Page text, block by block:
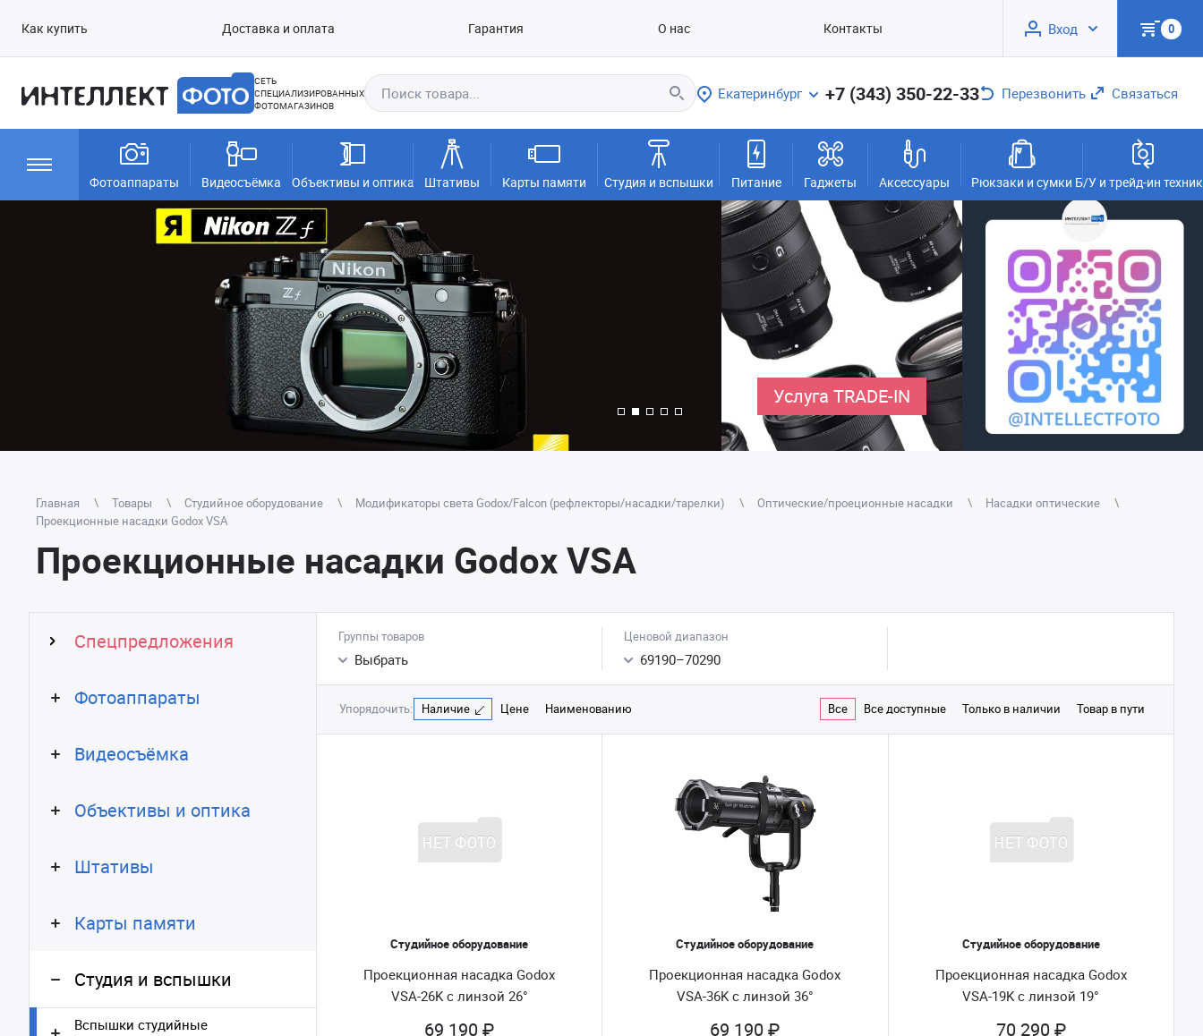
Как купить Доставка и оплата Гарантия О нас Контакты Вход 0
СЕТЬ
СПЕЦИАЛИЗИРОВАННЫХ
ФОТОМАГАЗИНОВ
Екатеринбург +7 (343) 350-22-33 Перезвонить Связаться
Фотоаппараты Видеосъёмка Объективы и оптика Штативы Карты памяти Студия и вспышки Питание Гаджеты Аксессуары Рюкзаки и сумки Б/У и трейд-ин
Услуга TRADE-IN
Главная Товары Студийное оборудование Модификаторы света Godox/Falcon (рефлекторы/насадки/тарелки) Оптические/проеционные насадки
Насадки оптические
Проекционные насадки Godox VSA
Проекционные насадки Godox VSA
Спецпредложения
Фотоаппараты
Видеосъёмка
Объективы и оптика
Штативы
Карты памяти
Студия и вспышки
Вспышки студийные
Группы товаров
Выбрать
Ценовой диапазон
69190–70290
Упорядочить: Наличие Цене Наименованию Все Все доступные Только в наличии Товар в пути
Студийное оборудование
Проекционная насадка Godox
VSA-26K с линзой 26°
69 190 ₽
Студийное оборудование
Проекционная насадка Godox
VSA-36K с линзой 36°
69 190 ₽
Студийное оборудование
Проекционная насадка Godox
VSA-19K с линзой 19°
70 290 ₽